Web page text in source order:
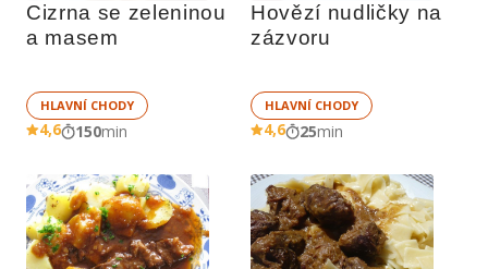
Cizrna se zeleninou
a masem
HLAVNÍ CHODY
4,6 150min
Hovězí nudličky na
zázvoru
HLAVNÍ CHODY
4,6 25min